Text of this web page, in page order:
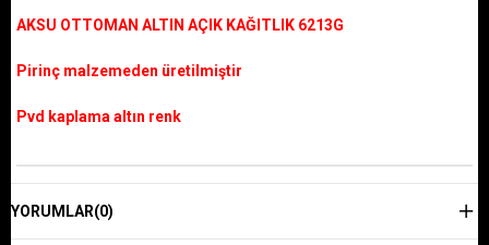
AKSU OTTOMAN ALTIN AÇIK KAĞITLIK 6213G
Pirinç malzemeden üretilmiştir
Pvd kaplama altın renk
YORUMLAR(0)